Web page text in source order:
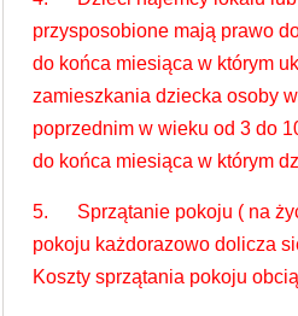
przysposobione mają prawo
do końca miesiąca w którym
zamieszkania dziecka osoby
poprzednim w wieku od 3 do
do końca miesiąca w którym
5. Sprzątanie pokoju ( na
pokoju każdorazowo dolicza
Koszty sprzątania pokoju